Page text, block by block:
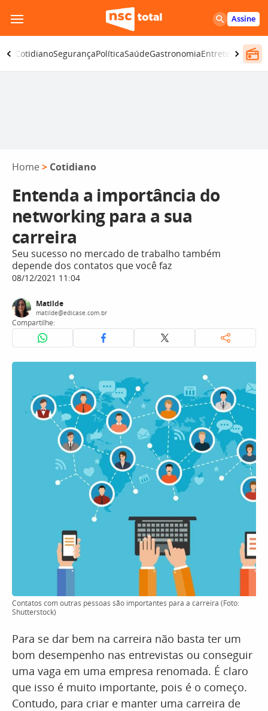
para
o
conteúdo
Assine
CotidianoSegurançaPolíticaSaúdeGastronomiaEntretenimento
Home > Cotidiano
Entenda a importância do
networking para a sua
carreira
Seu sucesso no mercado de trabalho também
depende dos contatos que você faz
08/12/2021 11:04
Matilde
matilde@edicase.com.br
Compartilhe:
Contatos com outras pessoas são importantes para a carreira (Foto:
Shutterstock)
Para se dar bem na carreira não basta ter um
bom desempenho nas entrevistas ou conseguir
uma vaga em uma empresa renomada. É claro
que isso é muito importante, pois é o começo.
Contudo, para criar e manter uma carreira de